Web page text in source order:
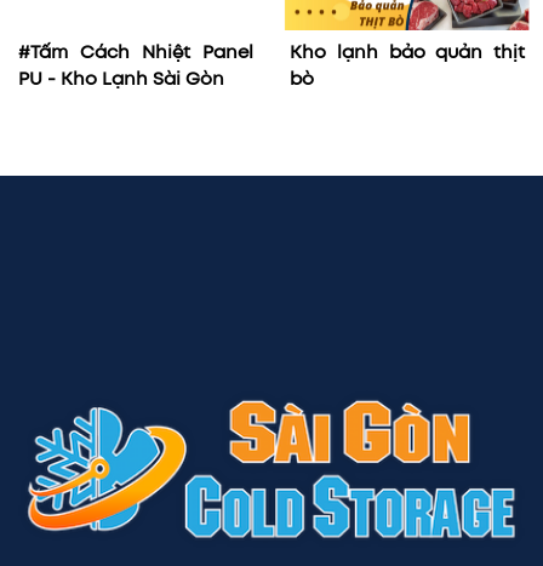
#Tấm Cách Nhiệt Panel
PU - Kho Lạnh Sài Gòn
Kho lạnh bảo quản thịt
bò